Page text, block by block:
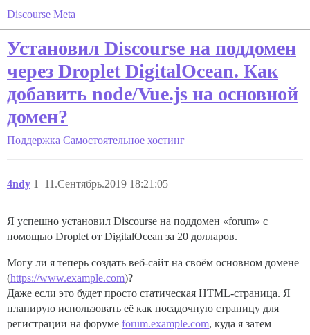
Discourse Meta
Установил Discourse на поддомен
через Droplet DigitalOcean. Как
добавить node/Vue.js на основной
домен?
Поддержка Самостоятельное хостинг
4ndy 11.Сентябрь.2019 18:21:05
1
Я успешно установил Discourse на поддомен «forum» с
помощью Droplet от DigitalOcean за 20 долларов.
Могу ли я теперь создать веб-сайт на своём основном домене
(https://www.example.com)?
Даже если это будет просто статическая HTML-страница. Я
планирую использовать её как посадочную страницу для
регистрации на форуме forum.example.com, куда я затем